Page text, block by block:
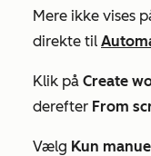
Mere ikke vises
direkte til
Klik på Create
derefter From
Vælg Kun